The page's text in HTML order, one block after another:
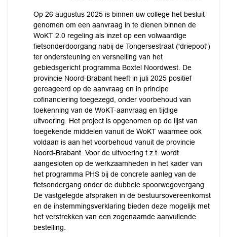
Op 26 augustus 2025 is binnen uw college het besluit
genomen om een aanvraag in te dienen binnen de
WoKT 2.0 regeling als inzet op een volwaardige
fietsonderdoorgang nabij de Tongersestraat ('driepoot')
ter ondersteuning en versnelling van het
gebiedsgericht programma Boxtel Noordwest. De
provincie Noord-Brabant heeft in juli 2025 positief
gereageerd op de aanvraag en in principe
cofinanciering toegezegd, onder voorbehoud van
toekenning van de WoKT-aanvraag en tijdige
uitvoering. Het project is opgenomen op de lijst van
toegekende middelen vanuit de WoKT waarmee ook
voldaan is aan het voorbehoud vanuit de provincie
Noord-Brabant. Voor de uitvoering t.z.t. wordt
aangesloten op de werkzaamheden in het kader van
het programma PHS bij de concrete aanleg van de
fietsondergang onder de dubbele spoorwegovergang.
De vastgelegde afspraken in de bestuursovereenkomst
en de instemmingsverklaring bieden deze mogelijk met
het verstrekken van een zogenaamde aanvullende
bestelling.